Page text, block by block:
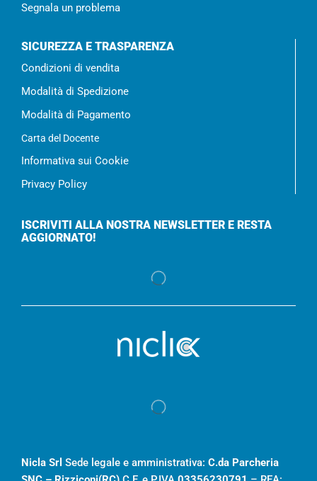
Segnala un problema
SICUREZZA E TRASPARENZA
Condizioni di vendita
Modalità di Spedizione
Modalità di Pagamento
Carta del Docente
Informativa sui Cookie
Privacy Policy
ISCRIVITI ALLA NOSTRA NEWSLETTER E RESTA
AGGIORNATO!
Nicla Srl Sede legale e amministrativa: C.da Parcheria